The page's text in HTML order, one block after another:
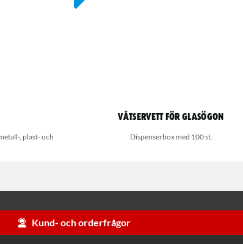
, plast- och
Våtservett för glasögon
Dispenserbox med 100 st.
Kund- och orderfrågor